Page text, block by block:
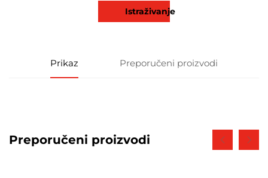
Istraživanje
Prikaz Preporučeni proizvodi
Preporučeni proizvodi